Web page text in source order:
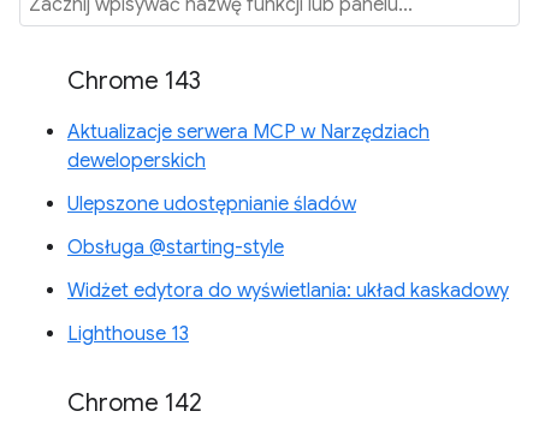
Chrome 143
Aktualizacje serwera MCP w Narzędziach
deweloperskich
Ulepszone udostępnianie śladów
Obsługa @starting-style
Widżet edytora do wyświetlania: układ kaskadowy
Lighthouse 13
Chrome 142